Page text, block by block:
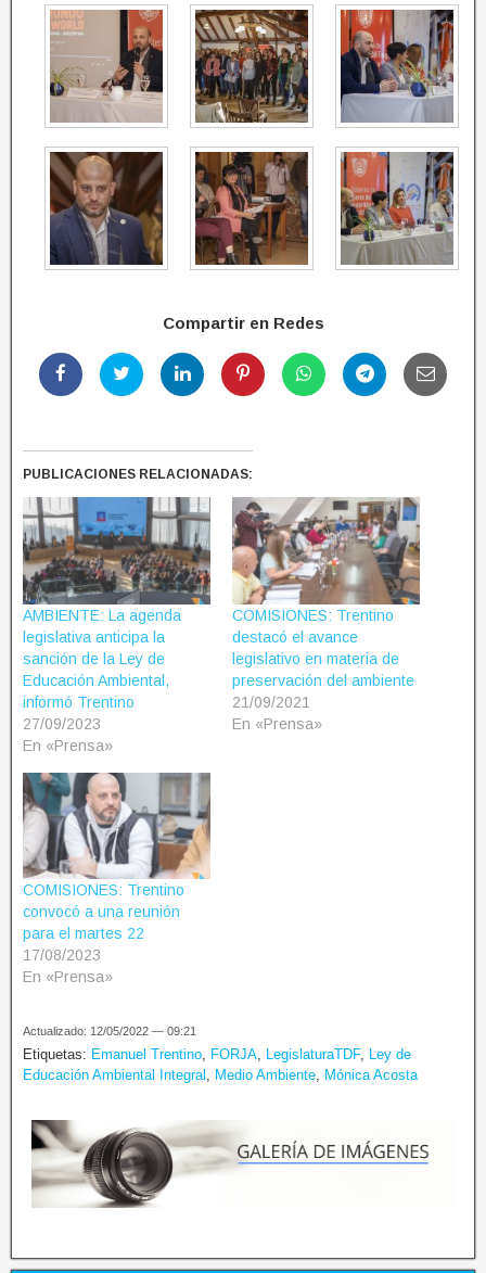
Compartir en Redes
PUBLICACIONES RELACIONADAS:
AMBIENTE: La agenda
legislativa anticipa la
sanción de la Ley de
Educación Ambiental,
informó Trentino
27/09/2023
En «Prensa»
COMISIONES: Trentino
destacó el avance
legislativo en materia de
preservación del ambiente
21/09/2021
En «Prensa»
COMISIONES: Trentino
convocó a una reunión
para el martes 22
17/08/2023
En «Prensa»
Actualizado: 12/05/2022 — 09:21
Etiquetas: Emanuel Trentino, FORJA, LegislaturaTDF, Ley de
Educación Ambiental Integral , Medio Ambiente, Mónica Acosta